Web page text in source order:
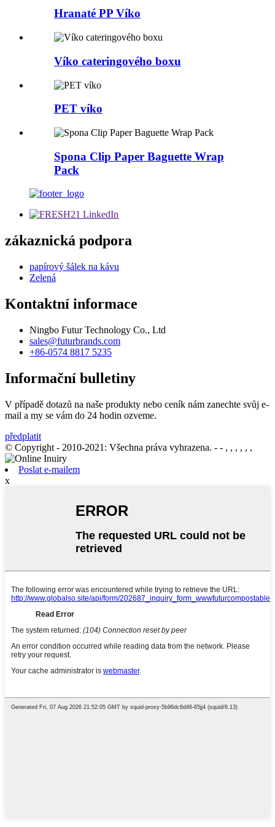
Hranaté PP Víko
Víko cateringového boxu
PET víko
Spona Clip Paper Baguette Wrap
Pack
zákaznická podpora
papírový šálek na kávu
Zelená
Kontaktní informace
Ningbo Futur Technology Co., Ltd
sales@futurbrands.com
+86-0574 8817 5235
Informační bulletiny
V případě dotazů na naše produkty nebo ceník nám zanechte svůj e-
mail a my se vám do 24 hodin ozveme.
předplatit
© Copyright - 2010-2021: Všechna práva vyhrazena. - - , , , , , ,
Poslat e-mailem
x